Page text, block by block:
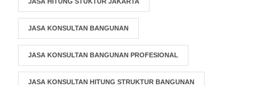
JASA KONSULTAN BANGUNAN
JASA KONSULTAN BANGUNAN PROFESIONAL
JASA KONSULTAN HITUNG STRUKTUR BANGUNAN